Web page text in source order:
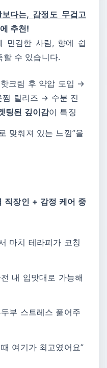
다는, 감정도 무겁고
에 추천!
민감한 사람, 향에 쉽
수 있습니다.
크림 후 약압 도입 →
릴리즈 → 수분 진
팅된 깊이감이 특징
맞춰져 있는 느낌”을
장인 + 감정 케어 중
마치 테라피가 코칭
내 입맛대로 가능해
부 스트레스 풀어주
여기가 최고였어요”